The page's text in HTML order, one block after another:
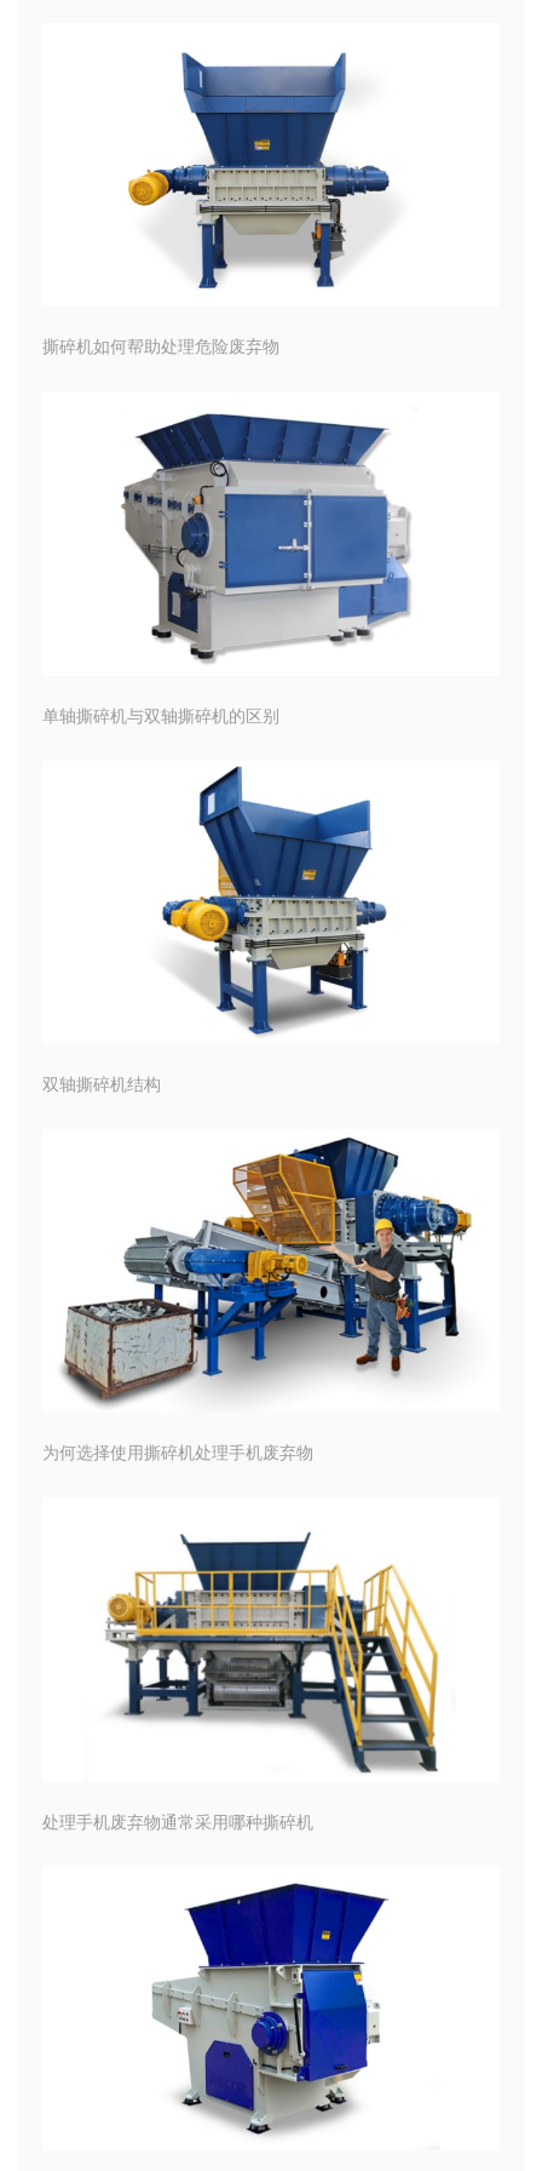
撕碎机如何帮助处理危险废弃物
单轴撕碎机与双轴撕碎机的区别
双轴撕碎机结构
为何选择使用撕碎机处理手机废弃物
处理手机废弃物通常采用哪种撕碎机